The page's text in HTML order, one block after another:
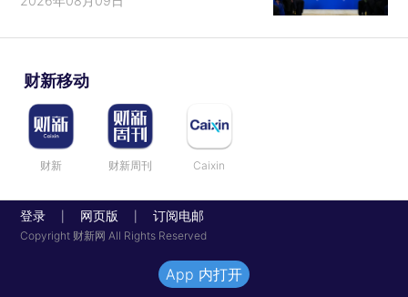
财新移动
财新 财新周刊 Caixin
登录 网页版 订阅电邮
Copyright 财新网 All Rights Reserved
App 内打开